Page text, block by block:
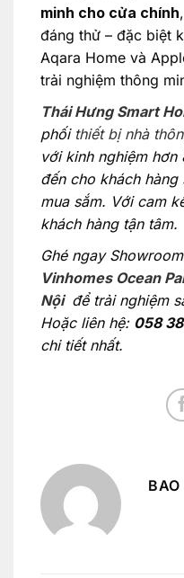
minh cho cửa chính
đáng thử – đặc biệt
Aqara Home và
trải nghiệm thông
Thái Hưng Smart
phối thiết bị nhà
với kinh nghiệm hơn
đến cho khách
mua sắm. Với cam
khách hàng tận tâm.
Ghé ngay
Vinhomes Ocean
Nội để trải nghiệm
Hoặc liên hệ: 058
chi tiết nhất.